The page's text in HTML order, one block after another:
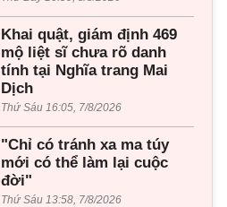
Khai quật, giám định 469
mộ liệt sĩ chưa rõ danh
tính tại Nghĩa trang Mai
Dịch
Thứ Sáu 16:05, 7/8/2026
"Chỉ có tránh xa ma túy
mới có thể làm lại cuộc
đời"
Thứ Sáu 13:58, 7/8/2026